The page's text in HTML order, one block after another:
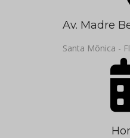
Av. Madre
Santa Mônica -